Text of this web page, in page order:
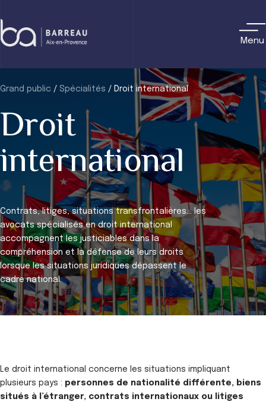
to
content
Menu
Grand public / Spécialités / Droit international
Droit
international
Contrats, litiges, situations transfrontalières… les
avocats spécialisés en droit international
accompagnent les justiciables dans la
compréhension et la défense de leurs droits
lorsque les situations juridiques dépassent le
cadre national.
Le droit international concerne les situations impliquant
plusieurs pays : personnes de nationalité différente, biens
situés à l’étranger, contrats internationaux ou litiges